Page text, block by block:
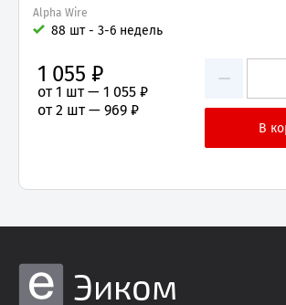
Alpha Wire
88 шт - 3-6 недель
−
1 055 ₽
от 1 шт — 1 055 ₽
от 2 шт — 969 ₽
Эиком